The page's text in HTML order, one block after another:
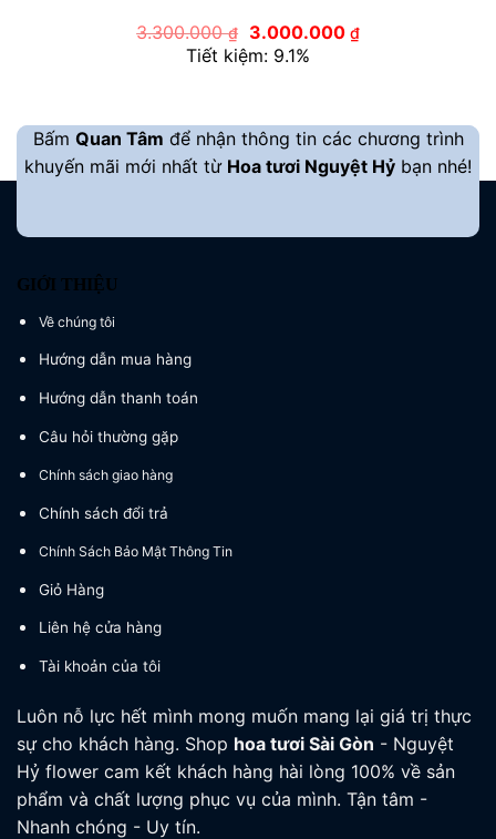
3.300.000₫
Giá
gốc
là:
3.000.000 ₫Giá
hiện
Tiết kiệm: 9.1%
Bấm Quan Tâm để nhận thông tin các chương trình
khuyến mãi mới nhất từ Hoa tươi Nguyệt Hỷ bạn nhé!
GIỚI THIỆU
Về chúng tôi
Hướng dẫn mua hàng
Hướng dẫn thanh toán
Câu hỏi thường gặp
Chính sách giao hàng
Chính sách đổi trả
Chính Sách Bảo Mật Thông Tin
Giỏ Hàng
Liên hệ cửa hàng
Tài khoản của tôi
Luôn nỗ lực hết mình mong muốn mang lại giá trị thực
sự cho khách hàng. Shop hoa tươi Sài Gòn - Nguyệt
Hỷ flower cam kết khách hàng hài lòng 100% về sản
phẩm và chất lượng phục vụ của mình. Tận tâm -
Nhanh chóng - Uy tín.